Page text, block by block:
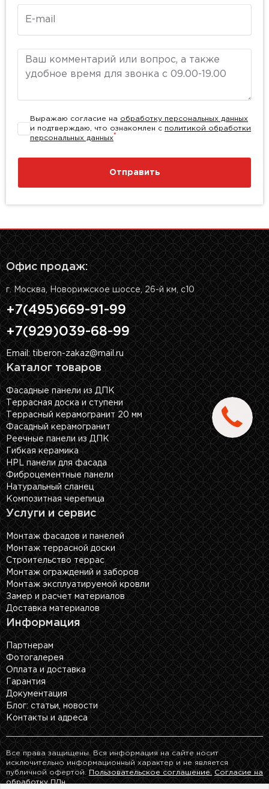
Комментарий
Выражаю согласие на обработку персональных данных
и подтверждаю, что ознакомлен с политикой обработки
персональных данных*
Отправить
Офис продаж:
г. Москва, Новорижское шоссе, 26-й км, с10
+7(495)669-91-99
+7(929)039-68-99
Email: tiberon-zakaz@mail.ru
Каталог товаров
Фасадные панели из ДПК
Террасная доска и ступени
Террасный керамогранит 20 мм
Фасадный керамогранит
Реечные панели из ДПК
Гибкая керамика
HPL панели для фасада
Фиброцементные панели
Натуральный сланец
Композитная черепица
Услуги и сервис
Монтаж фасадов и панелей
Монтаж террасной доски
Строительство террас
Монтаж ограждений и заборов
Монтаж эксплуатируемой кровли
Замер и расчет материалов
Доставка материалов
Информация
Партнерам
Фотогалерея
Оплата и доставка
Гарантия
Документация
Блог: cтатьи, новости
Контакты и адреса
Все права защищены. Вся информация на сайте носит
исключительно информационный характер и не является
публичной офертой.Пользовательское соглашение.
Согласие на
обработку ПДн.